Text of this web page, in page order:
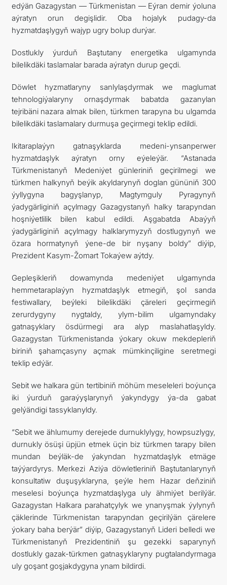
edýän Gazagystan — Türkmenistan — Eýran demir ýoluna
aýratyn orun degişlidir. Oba hojalyk pudagy-da
hyzmatdaşlygyň wajyp ugry bolup durýar.
Dostlukly ýurduň Baştutany energetika ulgamynda
bilelikdäki taslamalar barada aýratyn durup geçdi.
Döwlet hyzmatlaryny sanlylaşdyrmak we maglumat
tehnologiýalaryny ornaşdyrmak babatda gazanylan
tejribäni nazara almak bilen, türkmen tarapyna bu ulgamda
bilelikdäki taslamalary durmuşa geçirmegi teklip edildi.
Ikitaraplaýyn gatnaşyklarda medeni-ynsanperwer
hyzmatdaşlyk aýratyn orny eýeleýär. “Astanada
Türkmenistanyň Medeniýet günleriniň geçirilmegi we
türkmen halkynyň beýik akyldarynyň doglan gününiň 300
ýyllygyna bagyşlanyp, Magtymguly Pyragynyň
ýadygärliginiň açylmagy Gazagystanyň halky tarapyndan
hoşniýetlilik bilen kabul edildi. Aşgabatda Abaýyň
ýadygärliginiň açylmagy halklarymyzyň dostlugynyň we
özara hormatynyň ýene-de bir nyşany boldy” diýip,
Prezident Kasym-Žomart Tokaýew aýtdy.
Gepleşikleriň dowamynda medeniýet ulgamynda
hemmetaraplaýyn hyzmatdaşlyk etmegiň, şol sanda
festiwallary, beýleki bilelikdäki çäreleri geçirmegiň
zerurdygyny nygtaldy, ylym-bilim ulgamyndaky
gatnaşyklary ösdürmegi ara alyp maslahatlaşyldy.
Gazagystan Türkmenistanda ýokary okuw mekdepleriň
biriniň şahamçasyny açmak mümkinçiligine seretmegi
teklip edýär.
Sebit we halkara gün tertibiniň möhüm meseleleri boýunça
iki ýurduň garaýyşlarynyň ýakyndygy ýa-da gabat
gelýändigi tassyklanyldy.
“Sebit we ählumumy derejede durnuklylygy, howpsuzlygy,
durnukly ösüşi üpjün etmek üçin biz türkmen tarapy bilen
mundan beýläk-de ýakyndan hyzmatdaşlyk etmäge
taýýardyrys. Merkezi Aziýa döwletleriniň Baştutanlarynyň
konsultatiw duşuşyklaryna, şeýle hem Hazar deňziniň
meselesi boýunça hyzmatdaşlyga uly ähmiýet berilýär.
Gazagystan Halkara parahatçylyk we ynanyşmak ýylynyň
çäklerinde Türkmenistan tarapyndan geçirilýän çärelere
ýokary baha berýär” diýip, Gazagystanyň Lideri belledi we
Türkmenistanyň Prezidentiniň şu gezekki saparynyň
dostlukly gazak-türkmen gatnaşyklaryny pugtalandyrmaga
uly goşant goşjakdygyna ynam bildirdi.